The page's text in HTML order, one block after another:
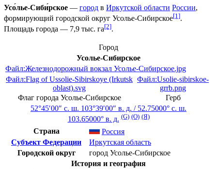
Усо́лье-Сиби́рское — город в Иркутской области России,
формирующий городской округ Усолье-Сибирское[1].
Площадь города — 7,9 тыс. га[2].
Город
Усолье-Сибирское
Файл:Железнодорожный вокзал Усолье-Сибирское.jpg
Файл:Flag of Ussolie-Sibirskoye (Irkutsk
oblast).svg
Файл:Usolie-sibirskoe-
grrb.png
Флаг города Усолье-Сибирское
Герб
52°45′00″ с. ш. 103°39′00″ в. д. / 52.75000° с. ш.
103.65000° в. д. (G) (O) (Я)
Страна
Россия
Субъект Федерации
Иркутская область
Городской округ
город Усолье-Сибирское
История и география